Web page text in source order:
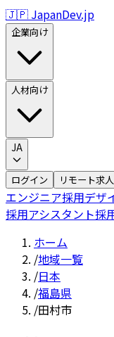
🇯🇵 JapanDev.jp
企業向け
人材向け
JA
ログイン リモート求
エンジニア採用デザ
採用アシスタント採
ホーム
/地域一覧
/日本
/福島県
/田村市